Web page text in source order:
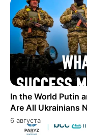
In the World Putin
Are All Ukrainians
6 августа